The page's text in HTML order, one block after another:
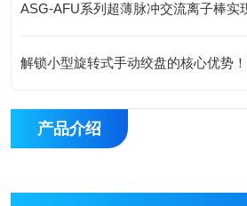
ASG-AFU系列超薄脉冲交流离子棒实
产品介绍